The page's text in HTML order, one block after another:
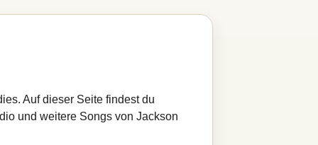
Auf dieser Seite findest du
und weitere Songs von Jackson